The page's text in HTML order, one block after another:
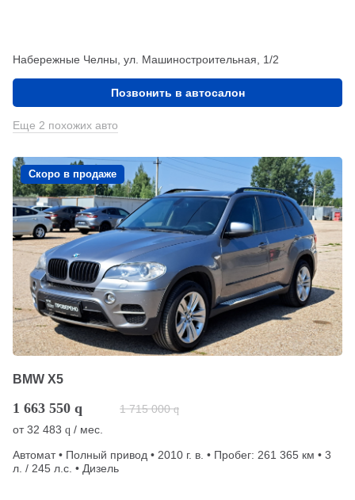
Набережные Челны, ул. Машиностроительная, 1/2
Позвонить в автосалон
Еще 2 похожих авто
Скоро в продаже
BMW X5
1 663 550 q 1 715 000 q
от32 483 q / мес.
Автомат • Полный привод • 2010 г. в. • Пробег: 261 365 км • 3
л. / 245 л.с. • Дизель